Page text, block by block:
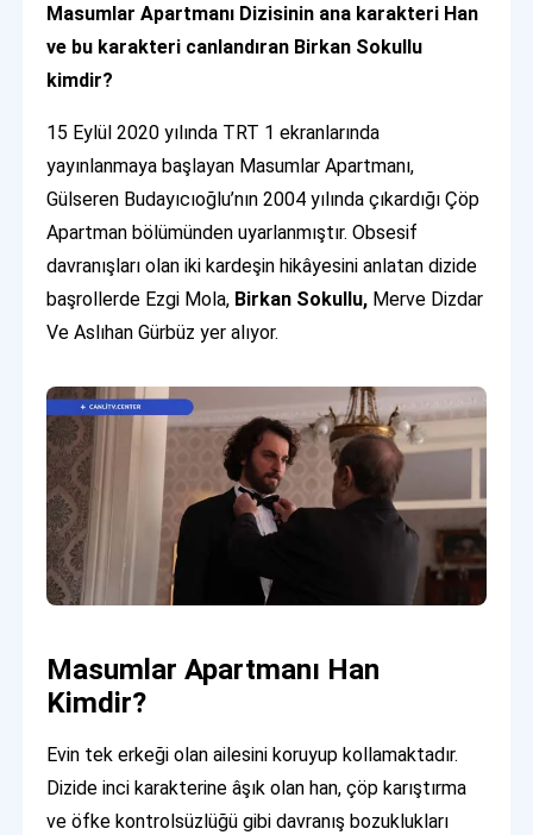
Masumlar Apartmanı Dizisinin ana karakteri Han
ve bu karakteri canlandıran Birkan Sokullu
kimdir?
15 Eylül 2020 yılında TRT 1 ekranlarında
yayınlanmaya başlayan Masumlar Apartmanı,
Gülseren Budayıcıoğlu’nın 2004 yılında çıkardığı Çöp
Apartman bölümünden uyarlanmıştır. Obsesif
davranışları olan iki kardeşin hikâyesini anlatan dizide
başrollerde Ezgi Mola, Birkan Sokullu, Merve Dizdar
Ve Aslıhan Gürbüz yer alıyor.
Masumlar Apartmanı Han
Kimdir?
Evin tek erkeği olan ailesini koruyup kollamaktadır.
Dizide inci karakterine âşık olan han, çöp karıştırma
ve öfke kontrolsüzlüğü gibi davranış bozuklukları